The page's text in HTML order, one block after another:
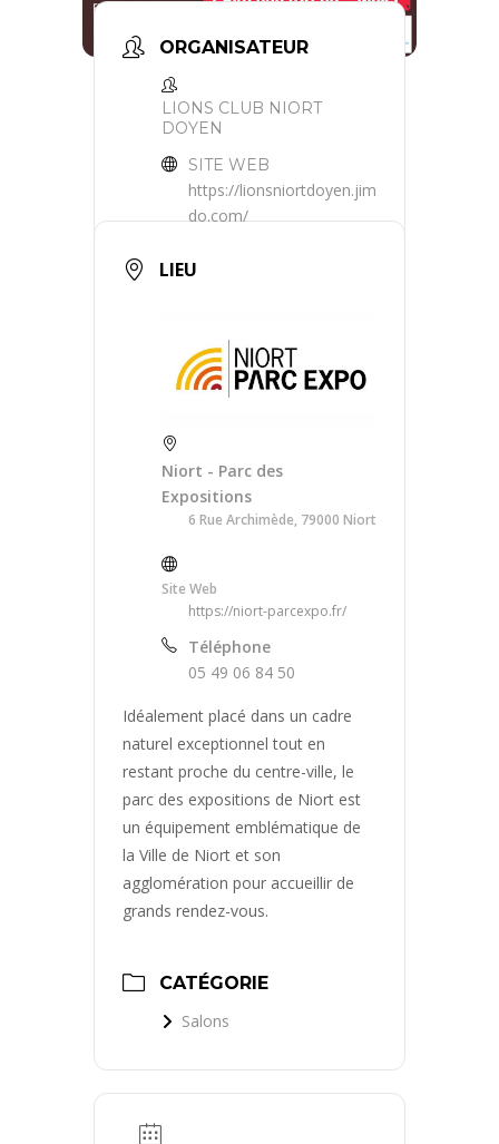
ORGANISATEUR
LIONS CLUB NIORT
DOYEN
SITE WEB
https://lionsniortdoyen.jim
do.com/
LIEU
Niort - Parc des
Expositions
6 Rue Archimède, 79000 Niort
Site Web
https://niort-parcexpo.fr/
Téléphone
05 49 06 84 50
Idéalement placé dans un cadre
naturel exceptionnel tout en
restant proche du centre-ville, le
parc des expositions de Niort est
un équipement emblématique de
la Ville de Niort et son
agglomération pour accueillir de
grands rendez-vous.
CATÉGORIE
Salons